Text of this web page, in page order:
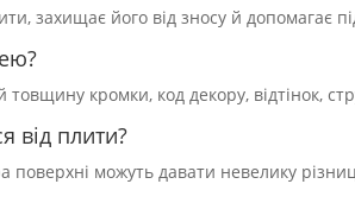
захищає його від зносу й допомагає
кромки, код декору, відтінок,
від плити?
поверхні можуть давати невелику